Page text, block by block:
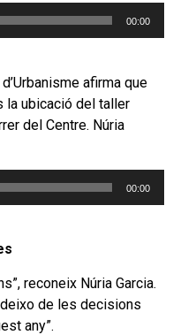
00:00
afirma que
la ubicació del taller
del Centre. Núria
00:00
reconeix Núria Garcia.
de les decisions
any”.